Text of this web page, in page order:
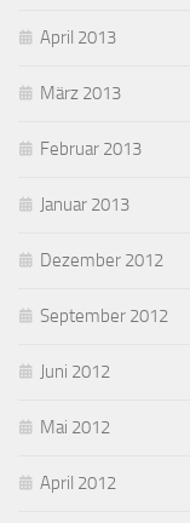
April 2013
März 2013
Februar 2013
Januar 2013
Dezember 2012
September 2012
Juni 2012
Mai 2012
April 2012